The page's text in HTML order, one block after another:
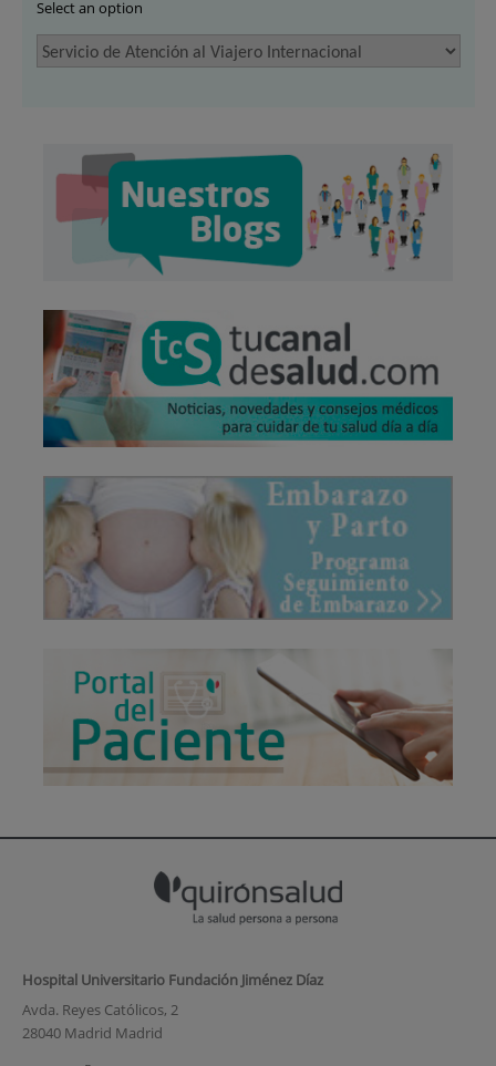
Select an option
Hospital Universitario Fundación Jiménez Díaz
Avda. Reyes Católicos, 2
28040 Madrid Madrid